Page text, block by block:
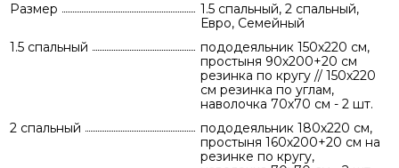
Размер
1.5 спальный, 2 спальный,
Евро, Семейный
1.5 спальный
пододеяльник 150х220 см,
простыня 90х200+20 см
резинка по кругу // 150х220
см резинка по углам,
наволочка 70х70 см - 2 шт.
2 спальный
пододеяльник 180х220 см,
простыня 160х200+20 см на
резинке по кругу,